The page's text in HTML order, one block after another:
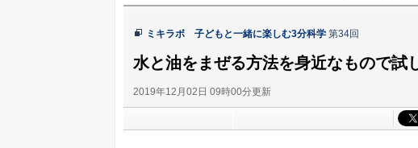
ミキラボ 子どもと一緒に楽しむ3分科学 第34回
水と油をまぜる方法を身近なもので試
2019年12月02日 09時00分更新